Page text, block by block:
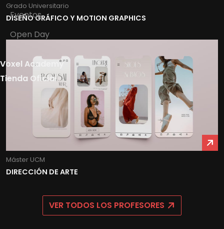
Eventos
Open Day
Voxel Academy
Tienda Oficial
Grado Universitario
DISEÑO GRÁFICO Y MOTION GRAPHICS
Máster UCM
DIRECCIÓN DE ARTE
VER TODOS LOS PROFESORES